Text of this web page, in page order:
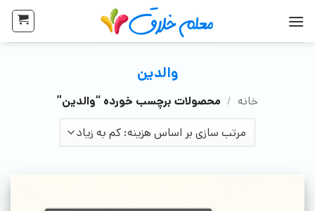
والدین
خانه / محصولات برچسب خورده “والدین”